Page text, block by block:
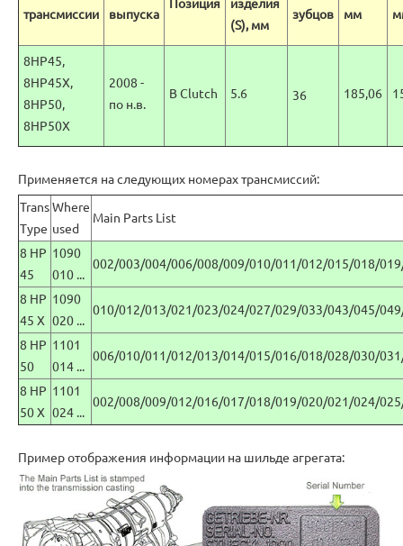
трансмиссии
выпуска
Позиция
изделия
(S), мм
зубцов
мм
8HP45,
8HP45X,
8HP50,
8HP50X
2008 -
по н.в.
B Clutch 5.6 36 185,06
Применяется на следующих номерах трансмиссий:
Trans
Type
Where
used
Main Parts List
8 HP
45
1090
010 ...
002/003/004/006/008/009/010/011/012/015/018/
8 HP
45 X
1090
020 ...
010/012/013/021/023/024/027/029/033/043/045/
8 HP
50
1101
014 ...
006/010/011/012/013/014/015/016/018/028/030/
8 HP
50 X
1101
024 ...
002/008/009/012/016/017/018/019/020/021/024/
Пример отображения информации на шильде агрегата: